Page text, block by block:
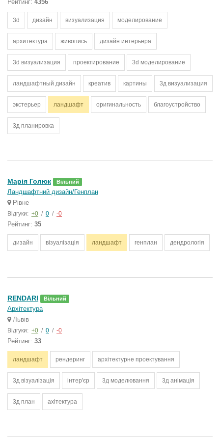
Рейтинг: 4356
3d дизайн визуализация моделирование
архитектура живопись дизайн интерьера
3d визуализация проектирование 3d моделирование
ландшафтный дизайн креатив картины 3д визуализация
экстерьер ландшафт оригинальность благоустройство
3д планировка
Марія Голюк Вільний
Ландшафтний дизайн/Генплан
Рівне
Відгуки: +0 / 0 / -0
Рейтинг: 35
дизайн візуалізація ландшафт генплан дендрологія
RENDARI Вільний
Архітектура
Львів
Відгуки: +0 / 0 / -0
Рейтинг: 33
ландшафт рендеринг архітектурне проектування
3д візуалізація інтер'єр 3д моделювання 3д анімація
3д план ахітектура